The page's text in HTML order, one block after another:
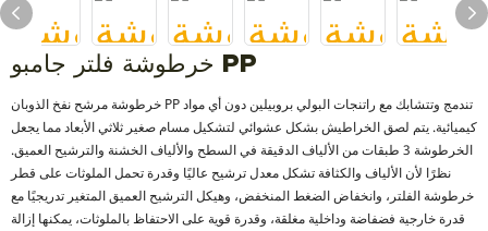
خرطوشة فلتر جامبو PP
خرطوشة مرشح نفخ الذوبان PP تندمج وتتشابك مع راتنجات البولي بروبيلين دون أي مواد
كيميائية. يتم لصق الخراطيش بشكل عشوائي لتشكيل مسام صغير ثلاثي الأبعاد مما يجعل
الخرطوشة 3 طبقات من الألياف الدقيقة في السطح والألياف الخشنة والترشيح العميق.
نظرًا لأن الألياف والكثافة تشكل معدل ترشيح عاليًا وقدرة تحمل الملوثات على قطر
خرطوشة الفلتر، وانخفاض الضغط المنخفض، وهيكل الترشيح العميق المتغير تدريجيًا مع
قدرة خارجية فضفاضة وداخلية مغلقة، وقدرة قوية على الاحتفاظ بالملوثات، يمكنها إزالة